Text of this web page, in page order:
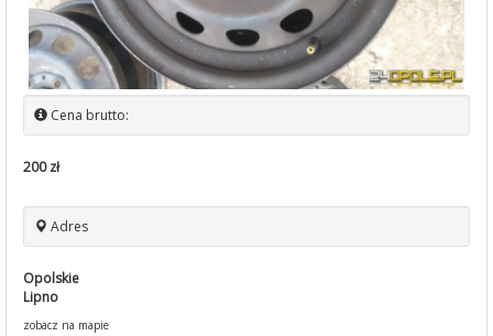
Cena brutto:
200 zł
Adres
Opolskie
Lipno
zobacz na mapie